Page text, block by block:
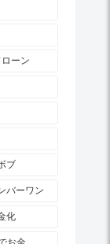
ーン
ブ
バーワン
化